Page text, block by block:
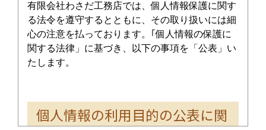
有限会社わさだ工務店では、個人情報保護に関す
る法令を遵守するとともに、その取り扱いには細
心の注意を払っております。｢個人情報の保護に
関する法律」に基づき、以下の事項を「公表」い
たします。
個人情報の利用目的の公表に関